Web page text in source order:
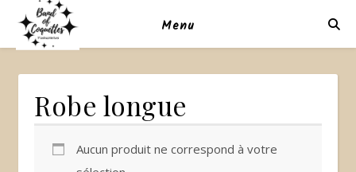
Menu
Robe longue
Aucun produit ne correspond à votre